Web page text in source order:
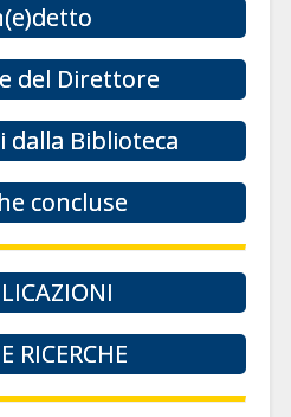
del Direttore
dalla Biblioteca
concluse
RICERCHE